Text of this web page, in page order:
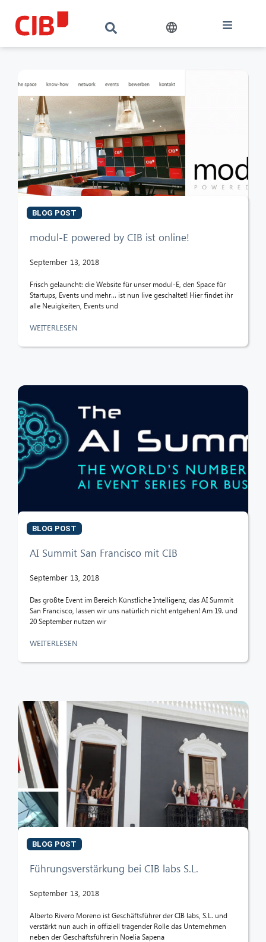
BLOG POST
modul-E powered by CIB ist online!
September 13, 2018
Frisch gelauncht: die Website für unser modul-E, den Space für
Startups, Events und mehr… ist nun live geschaltet! Hier findet ihr
alle Neuigkeiten, Events und
WEITERLESEN
BLOG POST
AI Summit San Francisco mit CIB
September 13, 2018
Das größte Event im Bereich Künstliche Intelligenz, das AI Summit
San Francisco, lassen wir uns natürlich nicht entgehen! Am 19. und
20 September nutzen wir
WEITERLESEN
BLOG POST
Führungsverstärkung bei CIB labs S.L.
September 13, 2018
Alberto Rivero Moreno ist Geschäftsführer der CIB labs, S.L. und
verstärkt nun auch in offiziell tragender Rolle das Unternehmen
neben der Geschäftsführerin Noelia Sapena
CIB AI ChatBot